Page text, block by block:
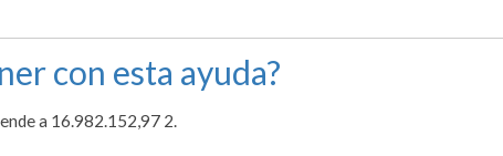
con esta ayuda?
a 16.982.152,97 2.